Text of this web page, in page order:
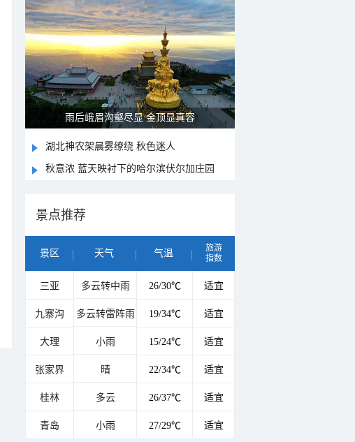
雨后峨眉沟壑尽显 金顶显真容
湖北神农架晨雾缭绕 秋色迷人
秋意浓 蓝天映衬下的哈尔滨伏尔加庄园
景点推荐
景区 天气 气温
旅游
指数
三亚 多云转中雨 26/30℃ 适宜
九寨沟 多云转雷阵雨 19/34℃ 适宜
大理 小雨 15/24℃ 适宜
张家界 晴 22/34℃ 适宜
桂林 多云 26/37℃ 适宜
青岛 小雨 27/29℃ 适宜